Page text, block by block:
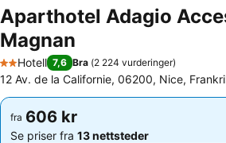
Aparthotel Adagio
Magnan
2 Stjerner
Hotell 7,6 Bra (2 224 vurderinger)
12 Av. de la Californie, 06200, Nice,
fra 606 kr
Se priser fra 13 nettsteder
fra 606 kr
Se priser fra 13 nettsteder